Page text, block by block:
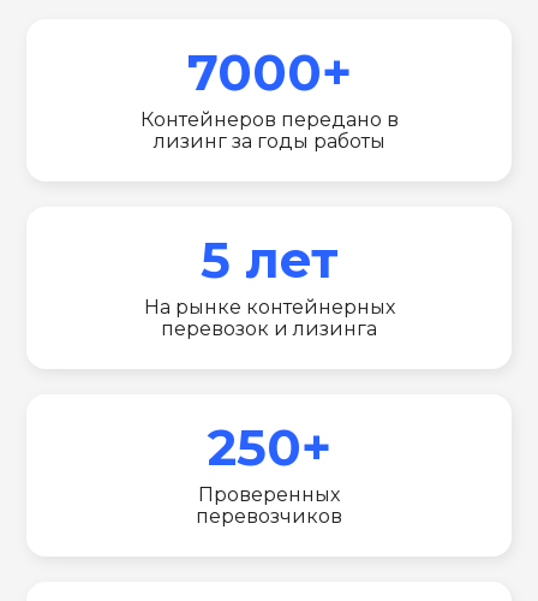
7000+
Контейнеров передано в
лизинг за годы работы
5 лет
На рынке контейнерных
перевозок и лизинга
250+
Проверенных
перевозчиков